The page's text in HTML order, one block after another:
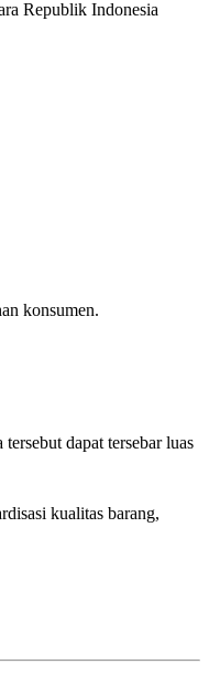
Republik Indonesia
konsumen.
dapat tersebar luas
kualitas barang,